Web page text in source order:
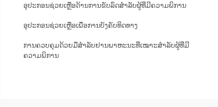
ອຸປະກອນຊ່ວຍເຫຼືອດ້ານການຂັບລົດສຳລັບຜູ້ທີ່ມີຄວາມພິການ
ອຸປະກອນຊ່ວຍເຫຼືອເພື່ອການບັງຄັບທິດທາງ
ການຄວບຄຸມດ້ວຍມືສຳລັບຢານພາຫະນະທີ່ເໝາະສຳລັບຜູ້ທີ່ມີ
ຄວາມພິການ